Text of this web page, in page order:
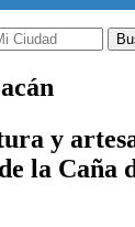
y
la Caña